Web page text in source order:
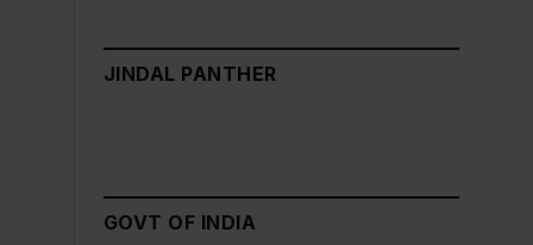
JINDAL PANTHER
GOVT OF INDIA